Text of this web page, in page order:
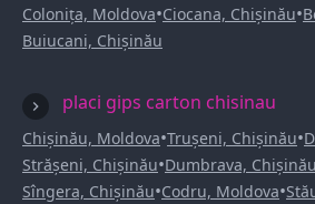
Colonița, Moldova•Ciocana, Chișinău•
Buiucani, Chișinău
placi gips carton chisinau
Chișinău, Moldova•Trușeni, Chișinău•
Strășeni, Chișinău•Dumbrava, Chișinău
Sîngera, Chișinău•Codru, Moldova•